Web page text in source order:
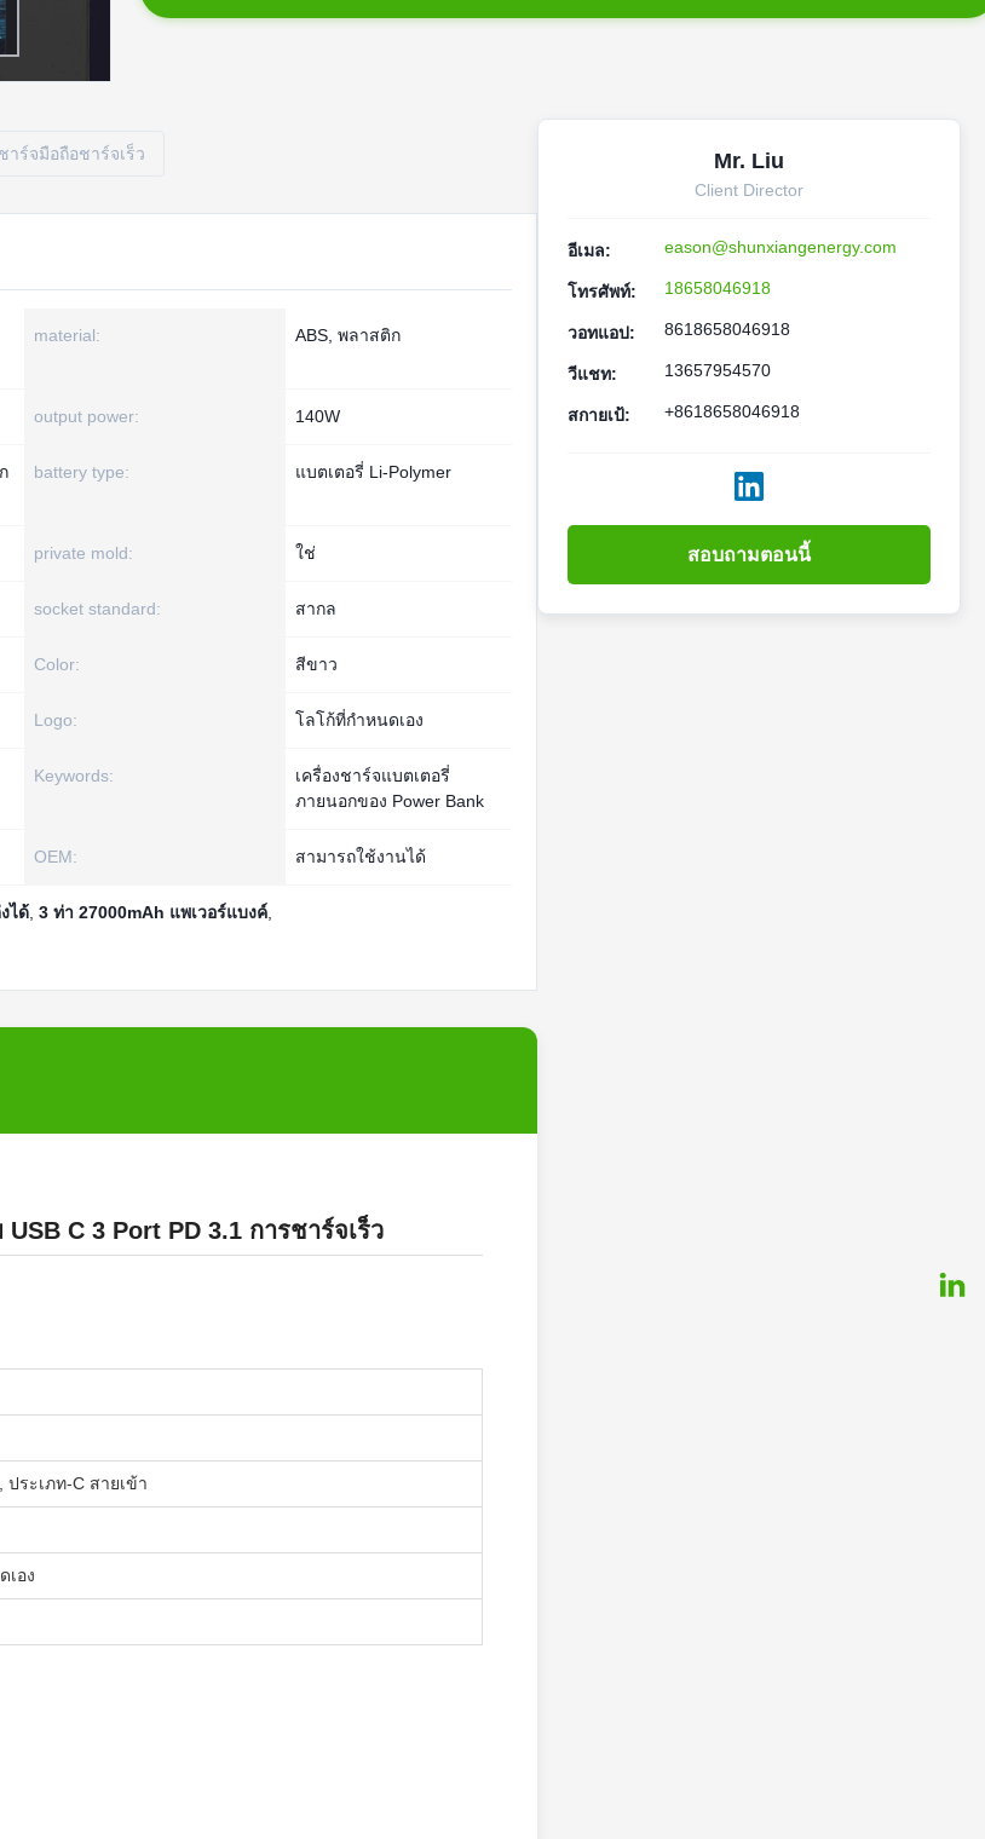
าร์จมือถือชาร์จเร็ว
material: ABS, พลาสติก
output power: 140W
battery type: แบตเตอรี่ Li-Polymer
private mold: ใช่
socket standard: สากล
Color: สีขาว
Logo: โลโก้ที่กำหนดเอง
Keywords:
เครื่องชาร์จแบตเตอรี่
ภายนอกของ Power Bank
OEM: สามารถใช้งานได้
ได้ 3 ท่า 27000mAh แพเวอร์แบงค์
C 3 Port PD 3.1 การชาร์จเร็ว
ระเภท-C สายเข้า
เอง
Mr. Liu
Client Director
อีเมล: eason@shunxiangenergy.com
โทรศัพท์: 18658046918
วอทแอป: 8618658046918
วีแชท: 13657954570
สกายเป้: +8618658046918
สอบถามตอนนี้